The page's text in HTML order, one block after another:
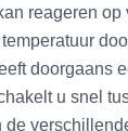
reageren op
doorgaans
u snel
de